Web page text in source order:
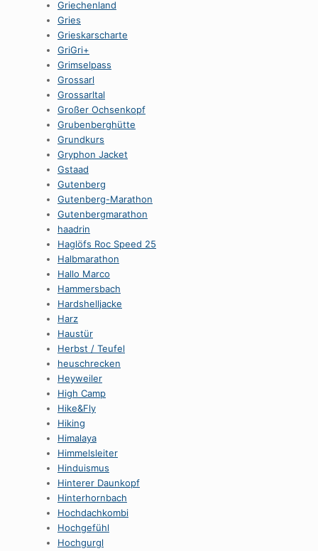
Griechenland
Gries
Grieskarscharte
GriGri+
Grimselpass
Grossarl
Grossarltal
Großer Ochsenkopf
Grubenberghütte
Grundkurs
Gryphon Jacket
Gstaad
Gutenberg
Gutenberg-Marathon
Gutenbergmarathon
haadrin
Haglöfs Roc Speed 25
Halbmarathon
Hallo Marco
Hammersbach
Hardshelljacke
Harz
Haustür
Herbst / Teufel
heuschrecken
Heyweiler
High Camp
Hike&Fly
Hiking
Himalaya
Himmelsleiter
Hinduismus
Hinterer Daunkopf
Hinterhornbach
Hochdachkombi
Hochgefühl
Hochgurgl